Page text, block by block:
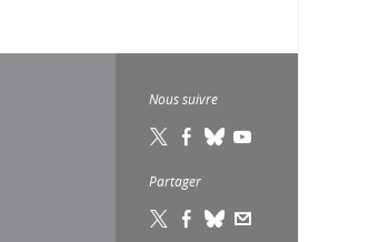
Nous suivre
Partager